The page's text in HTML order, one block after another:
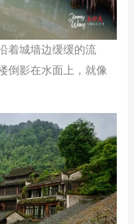
着城墙边缓缓的流
倒影在水面上，就像